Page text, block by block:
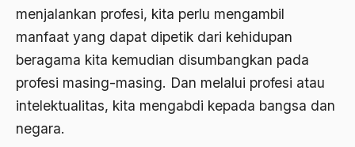
menjalankan profesi, kita perlu mengambil
manfaat yang dapat dipetik dari kehidupan
beragama kita kemudian disumbangkan pada
profesi masing-masing. Dan melalui profesi atau
intelektualitas, kita mengabdi kepada bangsa dan
negara.
Ali Sidikin
Ali Syahbana
Aliran AHmadiyah
Aliran Kepercayaan
Alistair Cook